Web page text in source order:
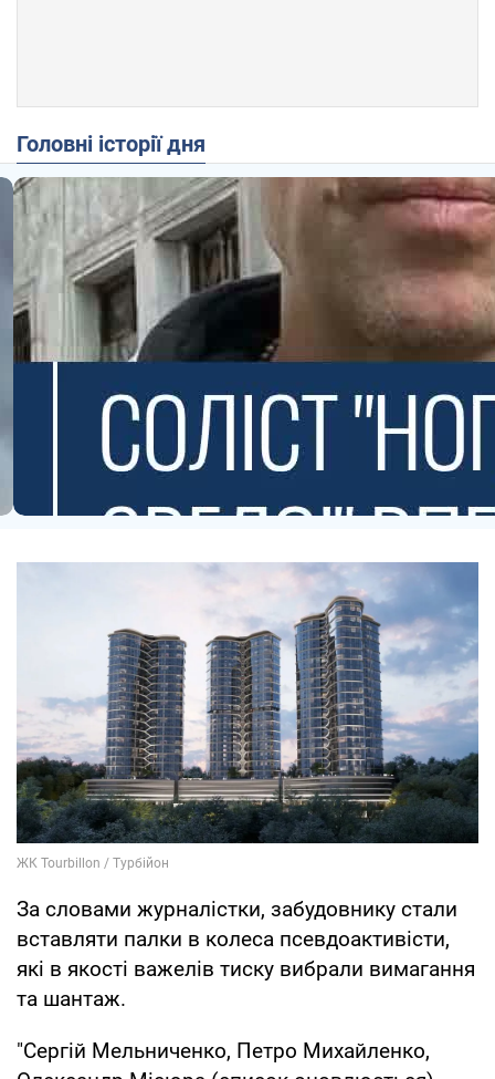
Головні історії дня
За словами журналістки, забудовнику стали
вставляти палки в колеса псевдоактивісти,
які в якості важелів тиску вибрали вимагання
та шантаж.
"Сергій Мельниченко, Петро Михайленко,